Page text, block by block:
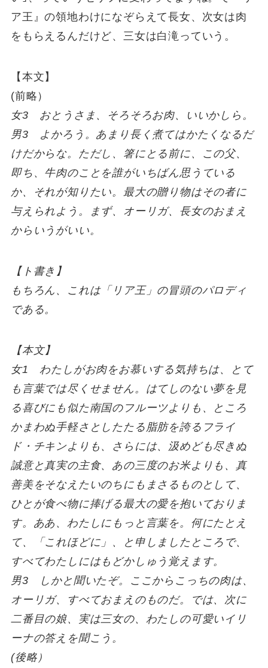
ア王』の領地わけになぞらえて長女、次女は肉
をもらえるんだけど、三女は白滝っていう。
【本文】
(前略）
女3 おとうさま、そろそろお肉、いいかしら。
男3 よかろう。あまり長く煮てはかたくなるだ
けだからな。ただし、箸にとる前に、この父、
即ち、牛肉のことを誰がいちばん思うている
か、それが知りたい。最大の贈り物はその者に
与えられよう。まず、オーリガ、長女のおまえ
からいうがいい。
【ト書き】
もちろん、これは「リア王」の冒頭のパロディ
である。
【本文】
女1 わたしがお肉をお慕いする気持ちは、とて
も言葉では尽くせません。はてしのない夢を見
る喜びにも似た南国のフルーツよりも、ところ
かまわぬ手軽さとしたたる脂肪を誇るフライ
ド・チキンよりも、さらには、汲めども尽きぬ
誠意と真実の主食、あの三度のお米よりも、真
善美をそなえたいのちにもまさるものとして、
ひとが食べ物に捧げる最大の愛を抱いておりま
す。ああ、わたしにもっと言葉を。何にたとえ
て、「これほどに」、と申しましたところで、
すべてわたしにはもどかしゅう覚えます。
男3 しかと聞いたぞ。ここからこっちの肉は、
オーリガ、すべておまえのものだ。では、次に
二番目の娘、実は三女の、わたしの可愛いイリ
ーナの答えを聞こう。
(後略）